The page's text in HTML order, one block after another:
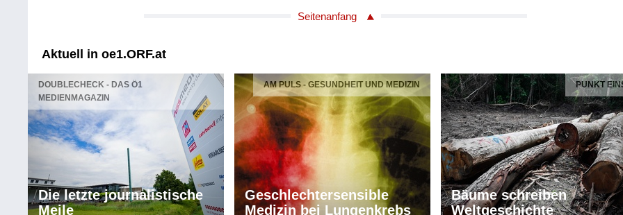
Seitenanfang
Aktuell in oe1.ORF.at
DOUBLECHECK - DAS Ö1
MEDIENMAGAZIN
Die letzte journalistische
Meile
AM PULS - GESUNDHEIT UND MEDIZIN
Geschlechtersensible
Medizin bei Lungenkrebs
PUNKT
Bäume schreiben
Weltgeschichte